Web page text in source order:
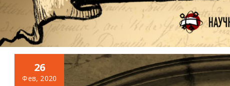
26
Фев, 2020